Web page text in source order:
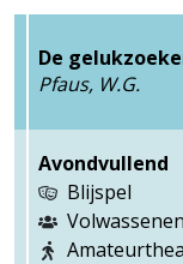
De
Pfaus, W.G.
Avondvullend
Blijspel